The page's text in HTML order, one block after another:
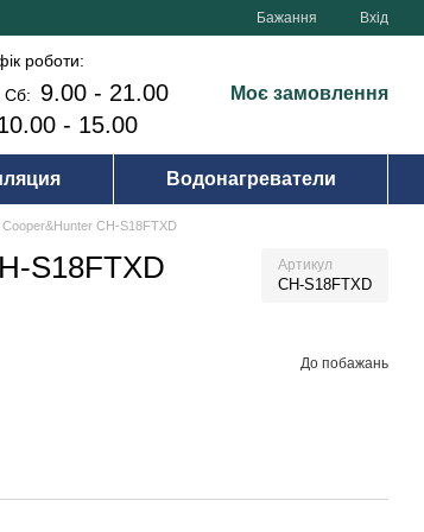
Бажання Вхід
роботи:
Сб: 9.00 - 21.00
- 15.00
Моє замовлення
Водонагреватели
CH-S18FTXD
S18FTXD Артикул
CH-S18FTXD
До побажань